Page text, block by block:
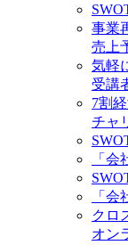
事業
売上
気軽
受講
7割
チャ
「
「
クロ
オン